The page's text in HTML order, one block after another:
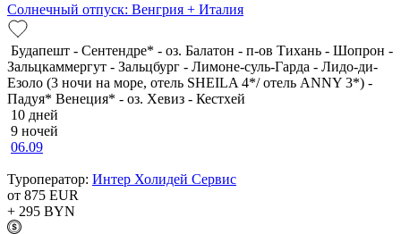
Солнечный отпуск: Венгрия + Италия
Будапешт - Сентендре* - оз. Балатон - п-ов Тихань - Шопрон -
Зальцкаммергут - Зальцбург - Лимоне-суль-Гарда - Лидо-ди-
Езоло (3 ночи на море, отель SHEILA 4*/ отель ANNY 3*) -
Падуя* Венеция* - оз. Хевиз - Кестхей
10 дней
9 ночей
06.09
Туроператор: Интер Холидей Сервис
от 875 EUR
+ 295 BYN